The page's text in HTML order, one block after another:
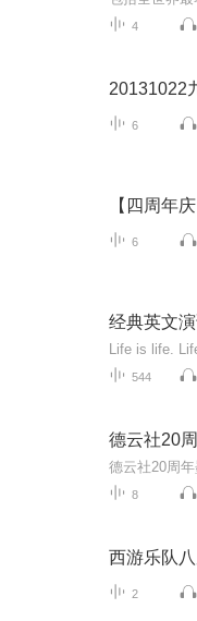
4
20131022
6
【四周年庆
6
经典英文
544
德云社20
8
西游乐队
2